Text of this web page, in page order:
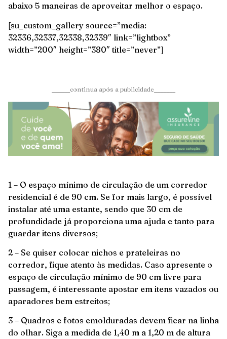
abaixo 5 maneiras de aproveitar melhor o espaço.
[su_custom_gallery source=”media:
32336,32337,32338,32339″ link=”lightbox”
width=”200″ height=”380″ title=”never”]
______continua após a publicidade_______
1 – O espaço mínimo de circulação de um corredor
residencial é de 90 cm. Se for mais largo, é possível
instalar até uma estante, sendo que 30 cm de
profundidade já proporciona uma ajuda e tanto para
guardar itens diversos;
2 – Se quiser colocar nichos e prateleiras no
corredor, fique atento às medidas. Caso apresente o
espaço de circulação mínimo de 90 cm livre para
passagem, é interessante apostar em itens vazados ou
aparadores bem estreitos;
3 – Quadros e fotos emolduradas devem ficar na linha
do olhar. Siga a medida de 1,40 m a 1,20 m de altura